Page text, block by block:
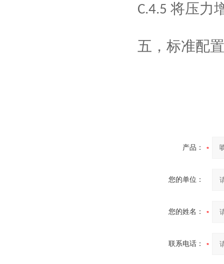
C.4.5 将压力
五， 标准配
产品：
您的单位：
您的姓名：
联系电话：